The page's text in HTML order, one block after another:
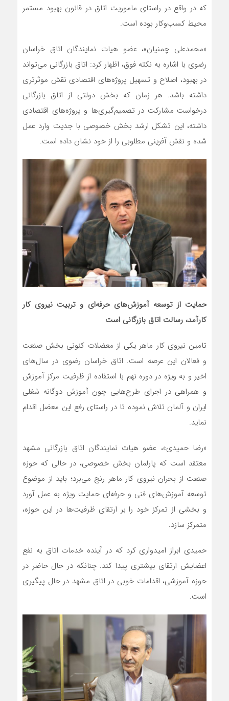
که در واقع در راستای ماموریت اتاق در قانون بهبود مستمر
محیط کسب‌وکار بوده است.
«محمدعلی چمنیان»، عضو هیات نمایندگان اتاق خراسان
رضوی با اشاره به نکته فوق، اظهار کرد: اتاق بازرگانی می‎‌تواند
در بهبود، اصلاح و تسهیل پروژه‌های اقتصادی نقش موثرتری
داشته باشد. هر زمان که بخش دولتی از اتاق بازرگانی
درخواست مشارکت در تصمیم‌گیری‌ها و پروژه‌های اقتصادی
داشته، این تشکل ارشد بخش خصوصی با جدیت وارد عمل
شده و نقش آفرینی مطلوبی را از خود نشان داده است.
حمایت از توسعه آموزش‌های حرفه‌ای و تربیت نیروی کار
کارآمد، رسالت اتاق بازرگانی است
تامین نیروی کار ماهر یکی از معضلات کنونی بخش صنعت
و فعالان این عرصه است. اتاق خراسان رضوی در سال‌های
اخیر و به ویژه در دوره نهم با استفاده از ظرفیت مرکز آموزش
و همراهی در اجرای طرح‌هایی چون آموزش دوگانه شغلی
ایران و آلمان تلاش نموده تا در راستای رفع این معضل اقدام
نماید.
«رضا حمیدی»، عضو هیات نمایندگان اتاق بازرگانی مشهد
معتقد است که پارلمان بخش خصوصی، در حالی که حوزه
صنعت از بحران نیروی کار ماهر رنج می‌برد؛ باید از موضوع
توسعه آموزش‌های فنی و حرفه‌ای حمایت ویژه به عمل آورد
و بخشی از تمرکز خود را بر ارتقای ظرفیت‌ها در این حوزه،
متمرکز سازد.
حمیدی ابراز امیدواری کرد که در آینده خدمات اتاق به نفع
اعضایش ارتقای بیشتری پیدا کند. چنانکه در حال حاضر در
حوزه آموزشی، اقدامات خوبی در اتاق مشهد در حال پیگیری
است.